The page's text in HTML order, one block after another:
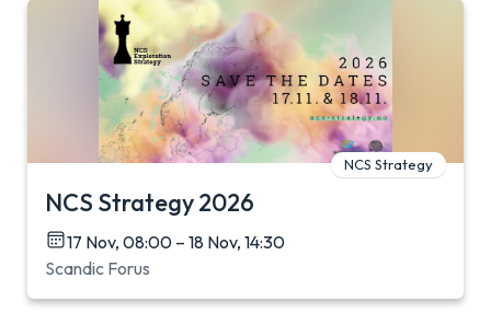
NCS Strategy
NCS Strategy 2026
17 Nov, 08:00 – 18 Nov, 14:30
Scandic Forus